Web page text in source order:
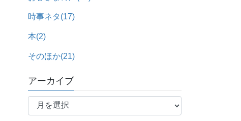
時事ネタ(17)
本(2)
そのほか(21)
アーカイブ
ア